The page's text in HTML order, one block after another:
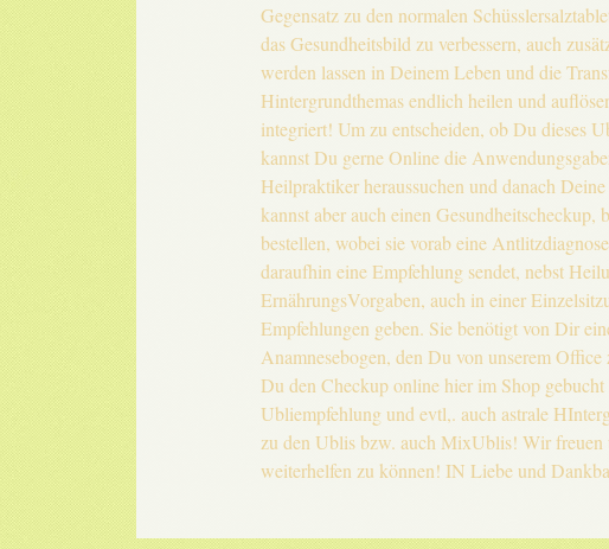
Gegensatz zu den normalen
das Gesundheitsbild zu verbessern, auch
werden lassen in Deinem Leben und die
Hintergrundthemas endlich heilen und
integriert! Um zu entscheiden, ob Du dieses
kannst Du gerne Online die
Heilpraktiker heraussuchen und danach
kannst aber auch einen
bestellen, wobei sie vorab eine
daraufhin eine Empfehlung sendet, nebst
ErnährungsVorgaben, auch in einer
Empfehlungen geben. Sie benötigt von Dir
Anamnesebogen, den Du von unserem Office
Du den Checkup online hier im Shop
Ubliempfehlung und evtl,. auch astrale
zu den Ublis bzw. auch MixUblis! Wir freuen
weiterhelfen zu können! IN Liebe und